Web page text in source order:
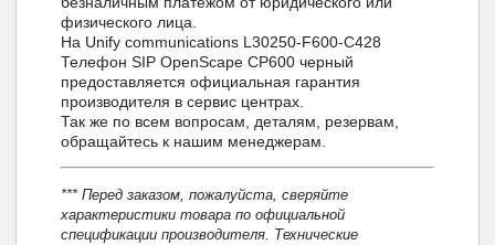
физического лица.
На Unify communications L30250-F600-C428
Телефон SIP OpenScape CP600 черный
предоставляется официальная гарантия
производителя в сервис центрах.
Так же по всем вопросам, деталям, резервам,
обращайтесь к нашим менеджерам.
*** Перед заказом, пожалуйста, сверяйте
характеристики товара по официальной
спецификации производителя. Технические